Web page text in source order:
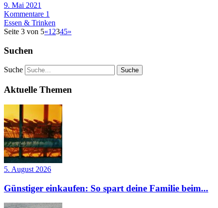
9. Mai 2021
Kommentare 1
Essen & Trinken
Seite 3 von 5«1 2345»
Suchen
Suche
Aktuelle Themen
5. August 2026
Günstiger einkaufen: So spart deine Familie beim...